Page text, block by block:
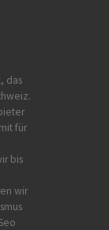
das
für
bis
wir